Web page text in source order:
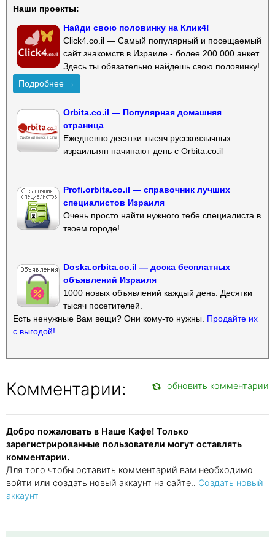
Наши проекты:
Найди свою половинку на Клик4!
Click4.co.il — Самый популярный и посещаемый
сайт знакомств в Израиле - более 200 000 анкет.
Здесь ты обязательно найдешь свою половинку!
Подробнее →
Orbita.co.il — Популярная домашняя
страница
Ежедневно десятки тысяч русскоязычных
израильтян начинают день с Orbita.co.il
Profi.orbita.co.il — справочник лучших
специалистов Израиля
Очень просто найти нужного тебе специалиста в
твоем городе!
Doska.orbita.co.il — доска бесплатных
объявлений Израиля
1000 новых объявлений каждый день. Десятки
тысяч посетителей.
Есть ненужные Вам вещи? Они кому-то нужны. Продайте их
с выгодой!
Комментарии: обновить комментарии
Добро пожаловать в Наше Кафе! Только
зарегистрированные пользователи могут оставлять
комментарии.
Для того чтобы оставить комментарий вам необходимо
войти или создать новый аккаунт на сайте.. Создать новый
аккаунт